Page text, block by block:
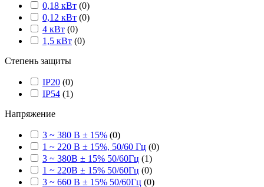
0,18 кВт (0)
0,12 кВт (0)
4 кВт (0)
1,5 кВт (0)
Степень защиты
IP20 (0)
IP54 (1)
Напряжение
3 ~ 380 В ± 15% (0)
1 ~ 220 В ± 15%, 50/60 Гц (0)
3 ~ 380В ± 15% 50/60Гц (1)
1 ~ 220В ± 15% 50/60Гц (0)
3 ~ 660 В ± 15% 50/60Гц (0)